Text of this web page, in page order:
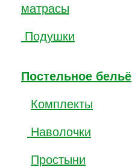
матрасы
Подушки
Постельное бельё
Комплекты
Наволочки
Простыни